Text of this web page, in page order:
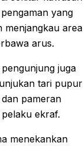
yang
menjangkau area
arus.
juga
tari pupur
pameran
ekraf.
menekankan